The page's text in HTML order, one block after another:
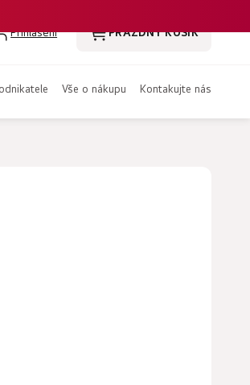
Přihlášení
NÁKUPNÍ
PRÁZDNÝ KOŠÍK
vše o nákupu kontakujte nás